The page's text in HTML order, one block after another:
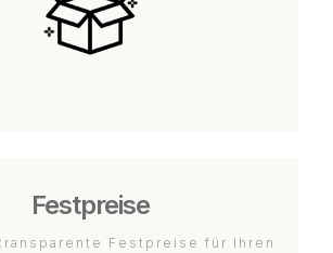
Festpreise
Festpreise für Ihren